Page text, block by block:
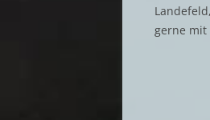
gerne mit